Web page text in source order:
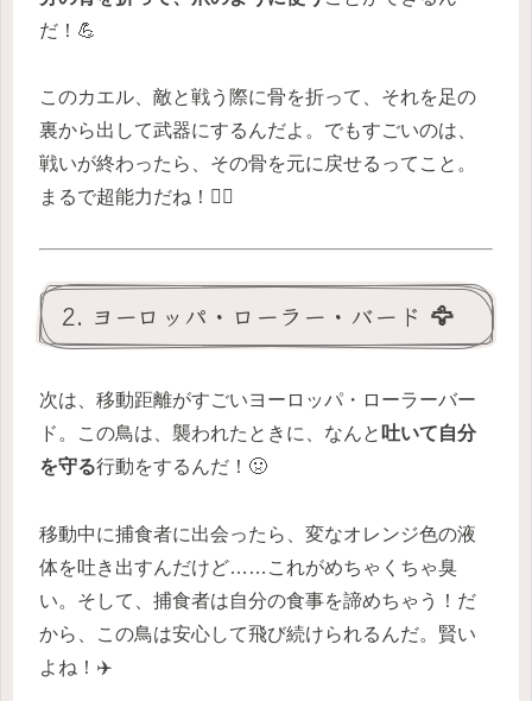
だ！💪
このカエル、敵と戦う際に骨を折って、それを足の
裏から出して武器にするんだよ。でもすごいのは、
戦いが終わったら、その骨を元に戻せるってこと。
まるで超能力だね！🦸‍♀️
2. ヨーロッパ・ローラー・バード 🦅
次は、移動距離がすごいヨーロッパ・ローラーバー
ド。この鳥は、襲われたときに、なんと 吐いて自分
を守る行動をするんだ！🤢
移動中に捕食者に出会ったら、変なオレンジ色の液
体を吐き出すんだけど……これがめちゃくちゃ臭
い。そして、捕食者は自分の食事を諦めちゃう！だ
から、この鳥は安心して飛び続けられるんだ。賢い
よね！✈️